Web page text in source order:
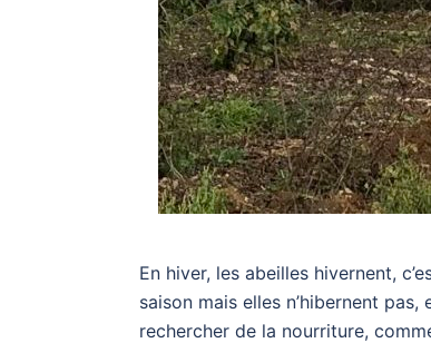
En hiver, les abeilles hivernent,
saison mais elles n’hibernent
rechercher de la nourriture,